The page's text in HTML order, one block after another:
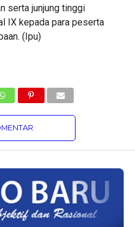
serta junjung tinggi
IX kepada para peserta
(Ipu)